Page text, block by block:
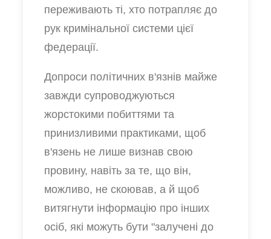
переживають ті, хто потрапляє до
рук кримінальної системи цієї
федерації.
Допроси політичних в'язнів майже
завжди супроводжуються
жорстокими побиттями та
принизливими практиками, щоб
в'язень не лише визнав свою
провину, навіть за те, що він,
можливо, не скоював, а й щоб
витягнути інформацію про інших
осіб, які можуть бути "залучені до